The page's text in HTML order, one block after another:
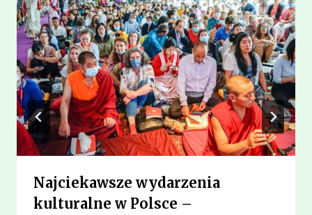
Najciekawsze wydarzenia
kulturalne w Polsce –